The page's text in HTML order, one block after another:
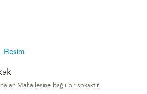
Mahallesine bağlı bir sokaktır.